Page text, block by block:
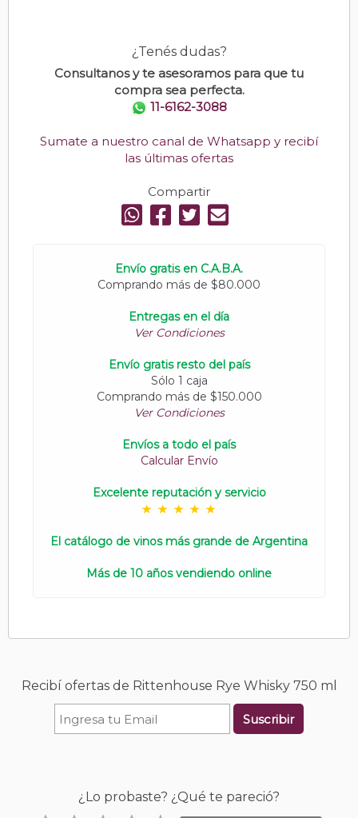
¿Tenés dudas?
Consultanos y te asesoramos para que tu
compra sea perfecta.
11-6162-3088
Sumate a nuestro canal de Whatsapp y recibí
las últimas ofertas
Compartir
Envío gratis en C.A.B.A.
Comprando más de $80.000
Entregas en el día
Ver Condiciones
Envío gratis resto del país
Sólo 1 caja
Comprando más de $150.000
Ver Condiciones
Envíos a todo el país
Calcular Envío
Excelente reputación y servicio
El catálogo de vinos más grande de Argentina
Más de 10 años vendiendo online
Recibí ofertas de Rittenhouse Rye Whisky 750 ml
Suscribir
¿Lo probaste? ¿Qué te pareció?